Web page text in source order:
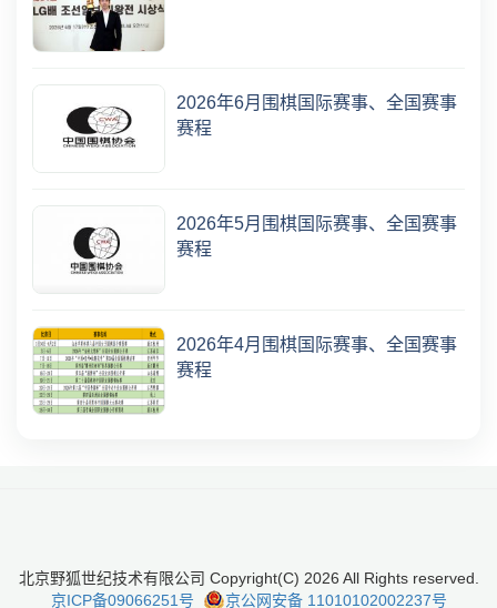
2026年6月围棋国际赛事、全国赛事
赛程
2026年5月围棋国际赛事、全国赛事
赛程
2026年4月围棋国际赛事、全国赛事
赛程
北京野狐世纪技术有限公司 Copyright(C) 2026 All Rights reserved.
京ICP备09066251号
京公网安备 11010102002237号